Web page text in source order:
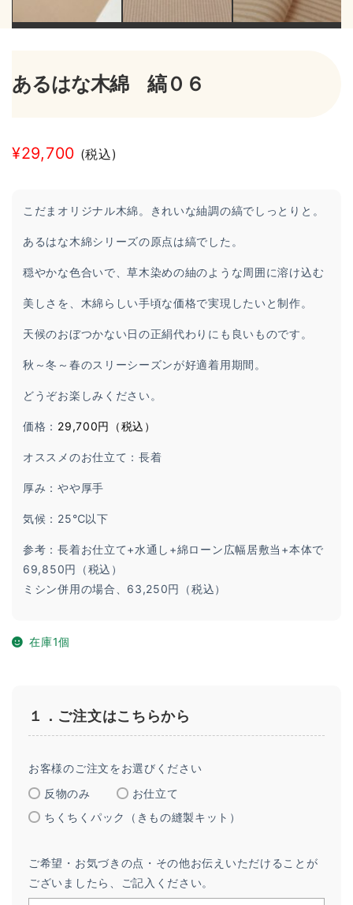
あるはな木綿 縞０６
¥29,700 (税込)
こだまオリジナル木綿。きれいな紬調の縞でしっとりと。
あるはな木綿シリーズの原点は縞でした。
穏やかな色合いで、草木染めの紬のような周囲に溶け込む
美しさを、木綿らしい手頃な価格で実現したいと制作。
天候のおぼつかない日の正絹代わりにも良いものです。
秋～冬～春のスリーシーズンが好適着用期間。
どうぞお楽しみください。
価格： 29,700円（税込）
オススメのお仕立て：長着
厚み：やや厚手
気候：25℃以下
参考：長着お仕立て+水通し+綿ローン広幅居敷当+本体で
69,850円（税込）
ミシン併用の場合、63,250円（税込）
在庫1個
１．ご注文はこちらから
お客様のご注文をお選びください
反物のみ
お仕立て
ちくちくパック（きもの縫製キット）
ご希望・お気づきの点・その他お伝えいただけることが
ございましたら、ご記入ください。